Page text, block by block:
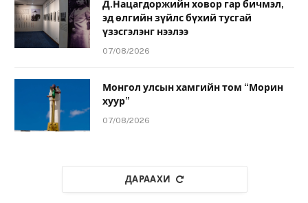
Д.Нацагдоржийн ховор гар бичмэл,
эд өлгийн зүйлс бүхий тусгай
үзэсгэлэнг нээлээ
07/08/2026
Монгол улсын хамгийн том “Морин
хуур”
07/08/2026
ДАРААХИ